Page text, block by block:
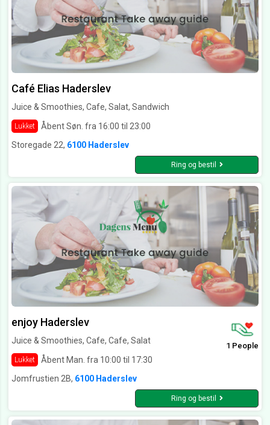
Café Elias Haderslev
Juice & Smoothies, Cafe, Salat, Sandwich
Lukket
Åbent Søn. fra 16:00 til 23:00
Storegade 22, 6100 Haderslev
Ring og bestil
enjoy Haderslev
Juice & Smoothies, Cafe, Cafe, Salat
Lukket Åbent Man. fra 10:00 til 17:30
1 People
Jomfrustien 2B, 6100 Haderslev
Ring og bestil